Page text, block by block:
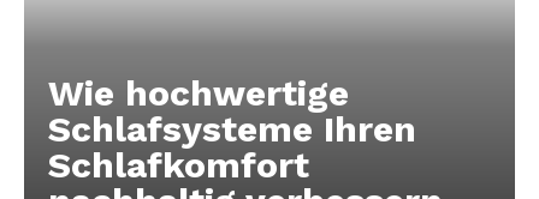
Wie hochwertige
Schlafsysteme Ihren
Schlafkomfort